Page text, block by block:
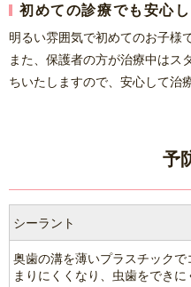
初めての診療でも安心
明るい雰囲気で初めてのお子様
また、保護者の方が治療中はス
ちいたしますので、安心して治
予
シーラント
奥歯の溝を薄いプラスチック
まりにくくなり、虫歯をできに